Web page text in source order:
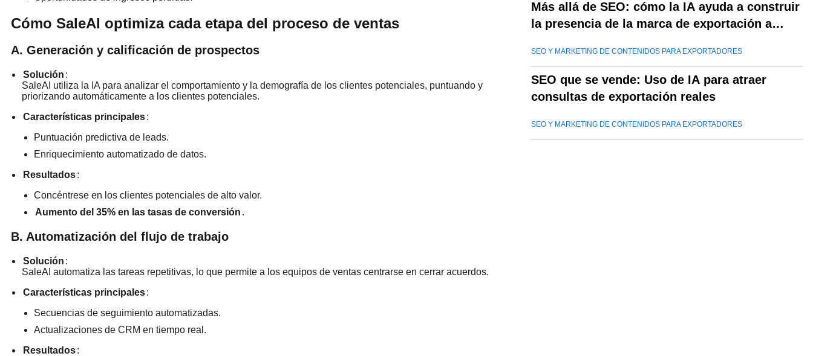
Cómo SaleAI optimiza cada etapa del proceso de ventas
A. Generación y calificación de prospectos
Solución :
SaleAI utiliza la IA para analizar el comportamiento y la demografía de los clientes potenciales, puntuando y
priorizando automáticamente a los clientes potenciales.
Características principales:
Puntuación predictiva de leads.
Enriquecimiento automatizado de datos.
Resultados:
Concéntrese en los clientes potenciales de alto valor.
Aumento del 35% en las tasas de conversión .
B. Automatización del flujo de trabajo
Solución :
SaleAI automatiza las tareas repetitivas, lo que permite a los equipos de ventas centrarse en cerrar acuerdos.
Características principales:
Secuencias de seguimiento automatizadas.
Actualizaciones de CRM en tiempo real.
Resultados:
Más allá de SEO: cómo la IA ayuda a construir
la presencia de la marca de exportación a
SEO Y MARKETING DE CONTENIDOS PARA EXPORTADORES
SEO que se vende: Uso de IA para atraer
consultas de exportación reales
SEO Y MARKETING DE CONTENIDOS PARA EXPORTADORES